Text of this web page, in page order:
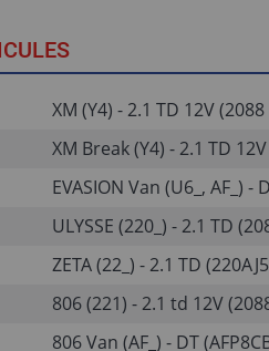
XM (Y4) - 2.1 TD 12V
XM Break (Y4) - 2.1 TD
EVASION Van (U6_, AF_)
ULYSSE (220_) - 2.1 TD
ZETA (22_) - 2.1 TD
806 (221) - 2.1 td 12V
806 Van (AF_) - DT